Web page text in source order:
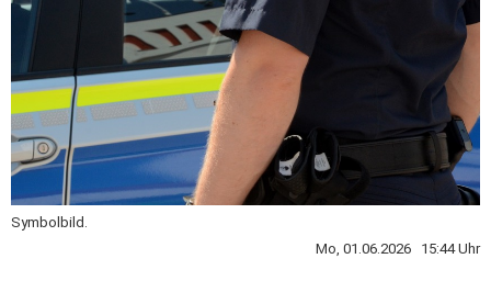
Symbolbild.
Mo, 01.06.2026 15:44 Uhr